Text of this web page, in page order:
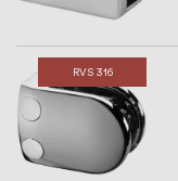
RVS 316